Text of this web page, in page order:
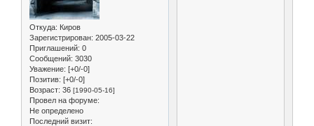
Откуда: Киров
Зарегистрирован: 2005-03-22
Приглашений: 0
Сообщений: 3030
Уважение: [+0/-0]
Позитив: [+0/-0]
Возраст: 36 [1990-05-16]
Провел на форуме:
Не определено
Последний визит: